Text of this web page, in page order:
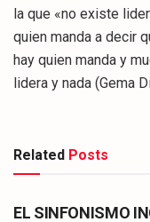
la que «no existe
quien manda a decir
hay quien manda y
lidera y nada (Gema
Related Posts
CULTURA
EL SINFONISMO